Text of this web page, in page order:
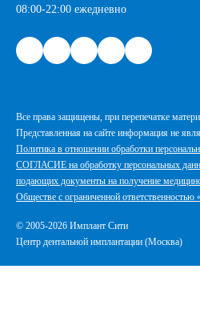
08:00-22:00 ежедневно
Все права защищены, при перепечатке
Представленная на сайте информация не
Политика в отношении обработки
СОГЛАСИЕ на обработку персональных
подающих документы на получение
Обществе с ограниченной
© 2005-2026 Имплант Сити
Центр дентальной имплантации (Москва)